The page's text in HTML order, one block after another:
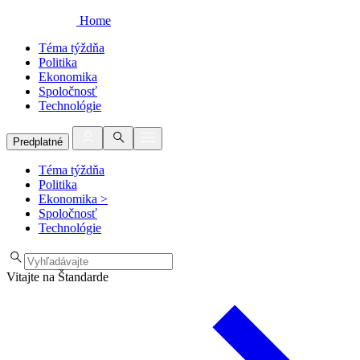
Home
Téma týždňa
Politika
Ekonomika
Spoločnosť
Technológie
Predplatné
Téma týždňa
Politika
Ekonomika >
Spoločnosť
Technológie
Vitajte na Štandarde